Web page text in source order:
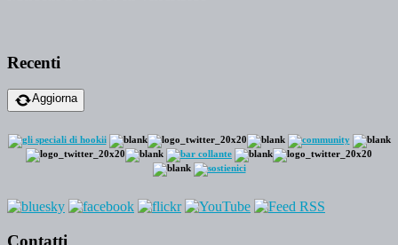
Recenti
Aggiorna
Contatti